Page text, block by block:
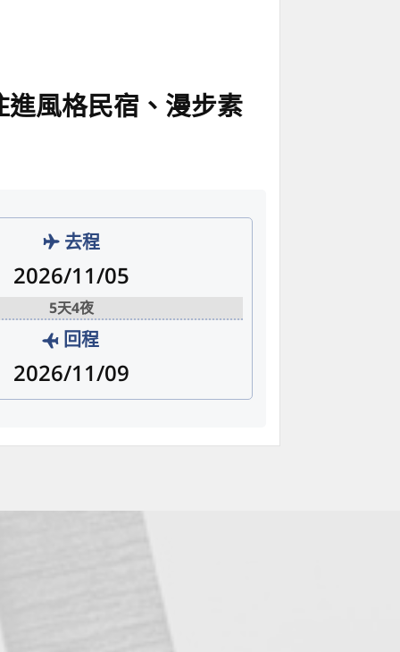
風格民宿、漫步素
去程
2026/11/05
5天4夜
回程
2026/11/09